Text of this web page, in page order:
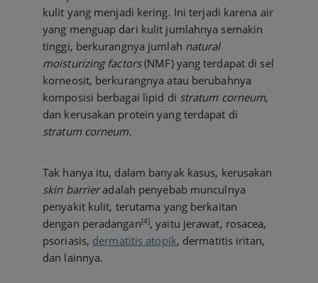
kulit yang menjadi kering. Ini terjadi karena air
yang menguap dari kulit jumlahnya semakin
tinggi, berkurangnya jumlah natural
moisturizing factors(NMF) yang terdapat di sel
korneosit, berkurangnya atau berubahnya
komposisi berbagai lipid di stratum corneum,
dan kerusakan protein yang terdapat di
stratum corneum.
Tak hanya itu, dalam banyak kasus, kerusakan
skin barrieradalah penyebab munculnya
penyakit kulit, terutama yang berkaitan
dengan peradangan[4], yaitu jerawat, rosacea,
psoriasis, dermatitis atopik, dermatitis iritan,
dan lainnya.